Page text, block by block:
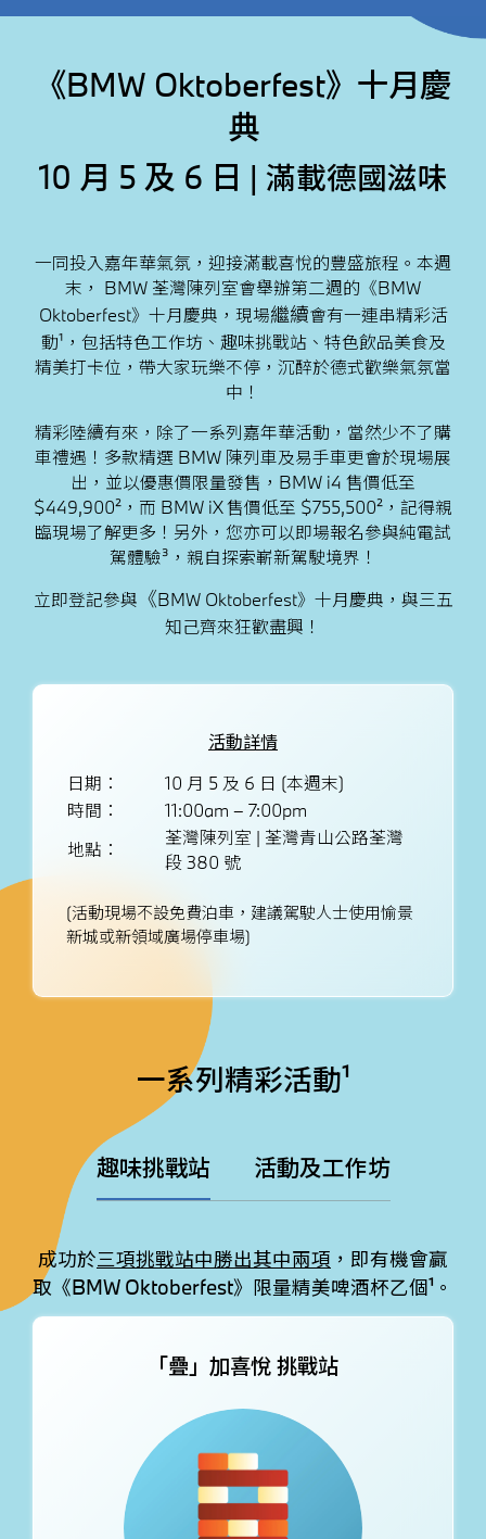
《BMW Oktoberfest》十月慶
典
10 月 5 及 6 日 | 滿載德國滋味
一同投入嘉年華氣氛，迎接滿載喜悅的豐盛旅程。本週
末， BMW 荃灣陳列室會舉辦第二週的《BMW
Oktoberfest》十月慶典，現場繼續會有一連串精彩活
動¹，包括特色工作坊、趣味挑戰站、特色飲品美食及
精美打卡位，帶大家玩樂不停，沉醉於德式歡樂氣氛當
中！
精彩陸續有來，除了一系列嘉年華活動，當然少不了購
車禮遇！多款精選 BMW 陳列車及易手車更會於現場展
出，並以優惠價限量發售，BMW i4 售價低至
$449,900²，而 BMW iX 售價低至 $755,500²，記得親
臨現場了解更多！另外，您亦可以即場報名參與純電試
駕體驗³ ，親自探索嶄新駕駛境界！
立即登記參與 《BMW Oktoberfest》十月慶典，與三五
知己齊來狂歡盡興！
活動詳情
日期：
10 月 5 及 6 日 (本週末)
時間：
11:00am – 7:00pm
地點：
荃灣陳列室 | 荃灣青山公路荃灣
段 380 號
(活動現場不設免費泊車，建議駕駛人士使用愉景
新城或新領域廣場停車場)
一系列精彩活動¹
趣味挑戰站 活動及工作坊
成功於三項挑戰站中勝出其中兩項 ，即有機會贏
取《BMW Oktoberfest》限量精美啤酒杯乙個¹。
「疊」加喜悅挑戰站